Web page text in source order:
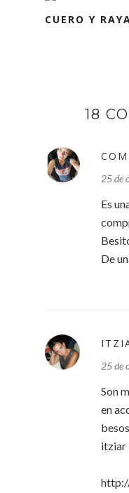
CUERO Y
18
25 de
Es
De
25 de
Son
en
besos
itziar